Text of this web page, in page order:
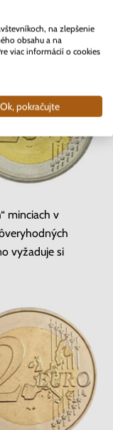
minciach v
vyžaduje si
na zlepšenie
obsahu a na
viac informácií o cookies
Ok, pokračujte